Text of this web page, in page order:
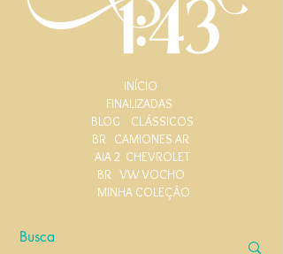
INÍCIO
FINALIZADAS
BLOG
CLÁSSICOS
BR CAMIONES AR
AIA 2 CHEVROLET
BR VW VOCHO
MINHA COLEÇÃO